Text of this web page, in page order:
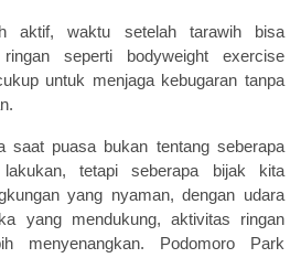
aktif, waktu setelah tarawih bisa
seperti bodyweight exercise
untuk menjaga kebugaran tanpa
saat puasa bukan tentang seberapa
tetapi seberapa bijak kita
yang nyaman, dengan udara
yang mendukung, aktivitas ringan
menyenangkan. Podomoro Park